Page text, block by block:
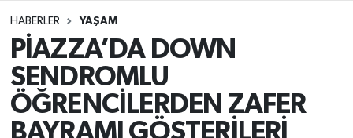
HABERLER YAŞAM
PİAZZA’DA DOWN
SENDROMLU
ÖĞRENCİLERDEN ZAFER
BAYRAMI GÖSTERİLERİ
Süper Lig Puan Durumu ve Fikstür
Tüm Manşetler